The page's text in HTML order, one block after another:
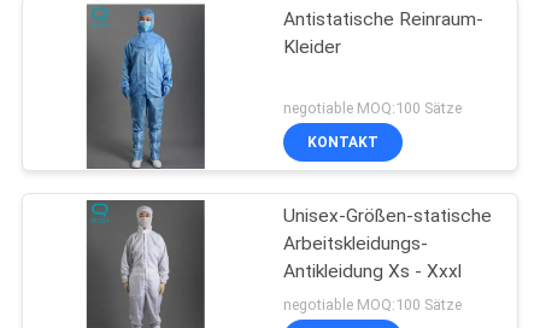
Antistatische Reinraum-
Kleider
negotiable MOQ:100 Sätze
KONTAKT
Unisex-Größen-statische
Arbeitskleidungs-
Antikleidung Xs - Xxxl
negotiable MOQ:100 Sätze